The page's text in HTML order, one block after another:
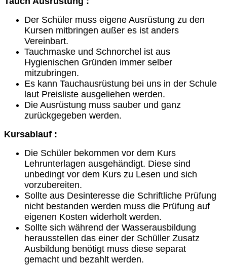
Der Schüler muss eigene Ausrüstung zu den
Kursen mitbringen außer es ist anders
Vereinbart.
Tauchmaske und Schnorchel ist aus
Hygienischen Gründen immer selber
mitzubringen.
Es kann Tauchausrüstung bei uns in der Schule
laut Preisliste ausgeliehen werden.
Die Ausrüstung muss sauber und ganz
zurückgegeben werden.
Kursablauf :
Die Schüler bekommen vor dem Kurs
Lehrunterlagen ausgehändigt. Diese sind
unbedingt vor dem Kurs zu Lesen und sich
vorzubereiten.
Sollte aus Desinteresse die Schriftliche Prüfung
nicht bestanden werden muss die Prüfung auf
eigenen Kosten widerholt werden.
Sollte sich während der Wasserausbildung
herausstellen das einer der Schüller Zusatz
Ausbildung benötigt muss diese separat
gemacht und bezahlt werden.